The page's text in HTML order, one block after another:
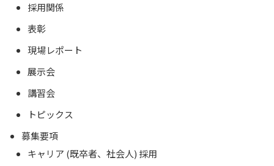
採用関係
表彰
現場レポート
展示会
講習会
トピックス
募集要項
キャリア (既卒者、社会人) 採用